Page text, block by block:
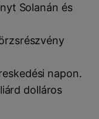
Solanán és
napon.
dolláros